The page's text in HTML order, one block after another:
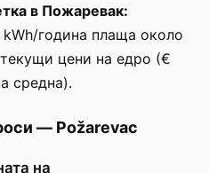
в Пожаревак:
година плаща около
цени на едро (€
средна).
— Požarevac
на